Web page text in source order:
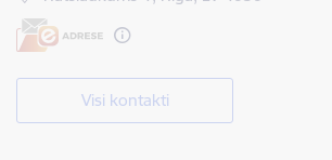
Visi kontakti